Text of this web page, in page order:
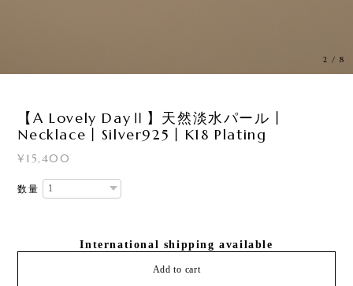
2 /8
【A Lovely DayⅡ】天然淡水パール丨
Necklace丨Silver925丨K18 Plating
¥15,400
数量
International shipping available
Add to cart